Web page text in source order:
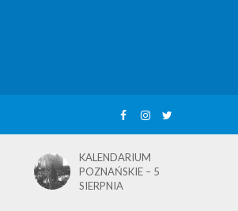
KALENDARIUM
POZNAŃSKIE – 4
SIERPNIA